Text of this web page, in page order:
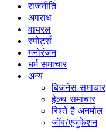
राजनीति
अपराध
वायरल
स्पोर्ट्स
मनोरंजन
धर्म समाचार
अन्य
बिजनेस समाचार
हेल्थ समाचार
रिश्ते है अनमोल
जॉब/एजुकेशन